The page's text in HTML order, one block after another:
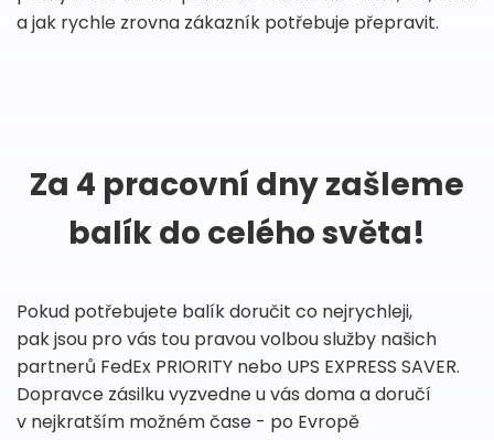
a jak rychle zrovna zákazník potřebuje přepravit.
Za 4 pracovní dny zašleme
balík do celého světa!
Pokud potřebujete balík doručit co nejrychleji,
pak jsou pro vás tou pravou volbou služby našich
partnerů FedEx PRIORITY nebo UPS EXPRESS SAVER.
Dopravce zásilku vyzvedne u vás doma a doručí
v nejkratším možném čase - po Evropě